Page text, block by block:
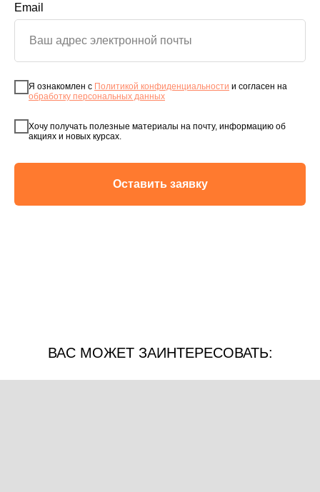
Email
Я ознакомлен с Политикой конфиденциальности и согласен на
обработку персональных данных
Хочу получать полезные материалы на почту, информацию об
акциях и новых курсах.
Оставить заявку
ВАС МОЖЕТ ЗАИНТЕРЕСОВАТЬ: